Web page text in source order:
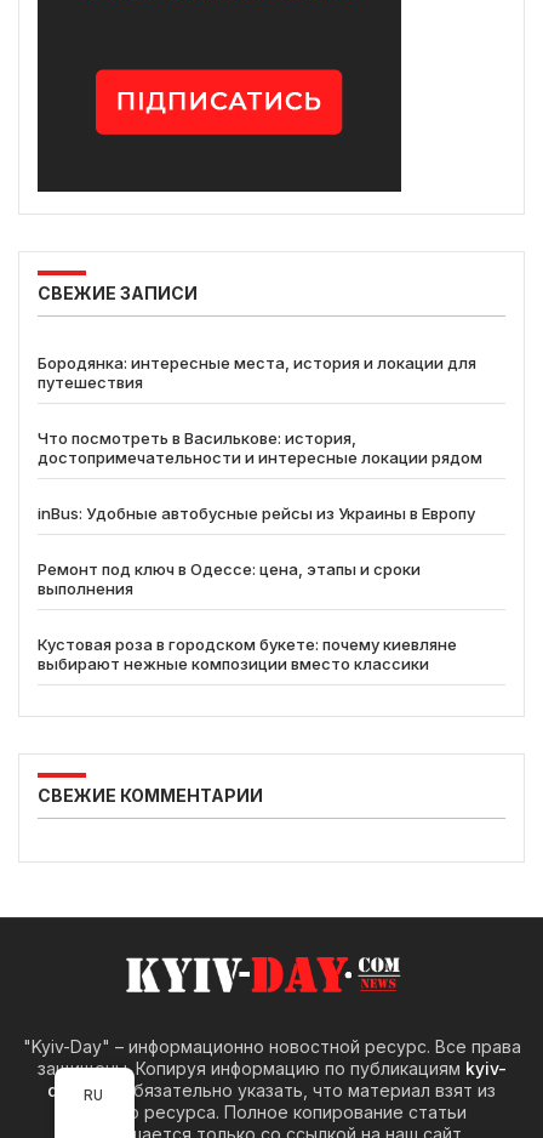
СВЕЖИЕ ЗАПИСИ
Бородянка: интересные места, история и локации для
путешествия
Что посмотреть в Василькове: история,
достопримечательности и интересные локации рядом
inBus: Удобные автобусные рейсы из Украины в Европу
Ремонт под ключ в Одессе: цена, этапы и сроки
выполнения
Кустовая роза в городском букете: почему киевляне
выбирают нежные композиции вместо классики
СВЕЖИЕ КОММЕНТАРИИ
"Kyiv-Day" – информационно новостной ресурс. Все права
защищены. Копируя информацию по публикациям kyiv-
day.com
обязательно указать, что материал взят из
нашего ресурса. Полное копирование статьи
разрешается только со ссылкой на наш сайт.
RU